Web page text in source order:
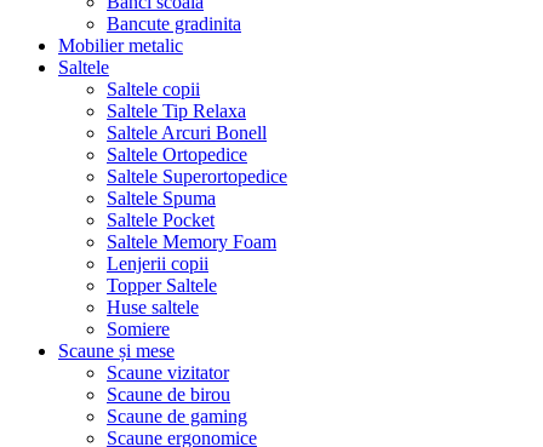
Bancute gradinita
Mobilier metalic
Saltele
Saltele copii
Saltele Tip Relaxa
Saltele Arcuri Bonell
Saltele Ortopedice
Saltele Superortopedice
Saltele Spuma
Saltele Pocket
Saltele Memory Foam
Lenjerii copii
Topper Saltele
Huse saltele
Somiere
Scaune și mese
Scaune vizitator
Scaune de birou
Scaune de gaming
Scaune ergonomice